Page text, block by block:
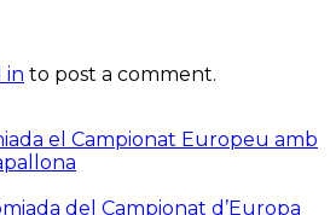
in to post a comment.
el Campionat Europeu amb
del Campionat d’Europa